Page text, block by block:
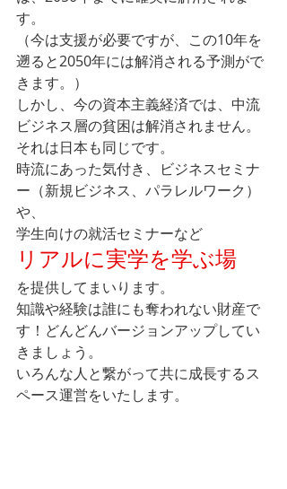
す。
（今は支援が必要ですが、この10年を
遡ると2050年には解消される予測がで
きます。）
しかし、今の資本主義経済では、中流
ビジネス層の貧困は解消されません。
それは日本も同じです。
時流にあった気付き、ビジネスセミナ
ー（新規ビジネス、パラレルワーク）
や、
学生向けの就活セミナーなど
リアルに実学を学ぶ場
を提供してまいります。
知識や経験は誰にも奪われない財産で
す！どんどんバージョンアップしてい
きましょう。
いろんな人と繋がって共に成長するス
ペース運営をいたします。